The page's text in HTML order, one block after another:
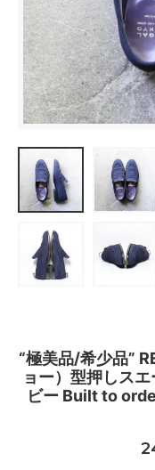
“極美品/希少品”
ョー）型押しス
ビー Built to